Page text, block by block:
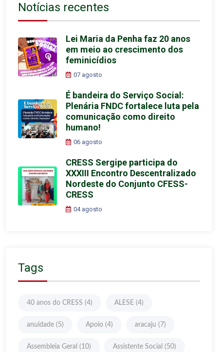
Notícias recentes
Lei Maria da Penha faz 20 anos
em meio ao crescimento dos
feminicídios
07 agosto
É bandeira do Serviço Social:
Plenária FNDC fortalece luta pela
comunicação como direito
humano!
06 agosto
CRESS Sergipe participa do
XXXIII Encontro Descentralizado
Nordeste do Conjunto CFESS-
CRESS
04 agosto
Tags
40 anos do CRESS (4) ALESE (4)
anuidade (5) Apoio (4) aracaju (7)
Assembleia Geral (10) Assistente Social (50)